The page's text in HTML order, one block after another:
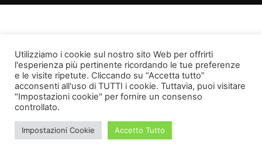
Utilizziamo i cookie sul nostro sito Web per offrirti
l'esperienza più pertinente ricordando le tue preferenze
e le visite ripetute. Cliccando su “Accetta tutto”
acconsenti all'uso di TUTTI i cookie. Tuttavia, puoi visitare
"Impostazioni cookie" per fornire un consenso
controllato.
Impostazioni Cookie Accetto Tutto